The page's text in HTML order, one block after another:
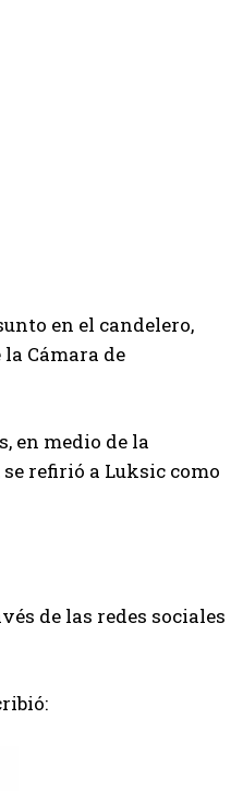
en el candelero,
Cámara de
en medio de la
refirió a Luksic como
de las redes sociales